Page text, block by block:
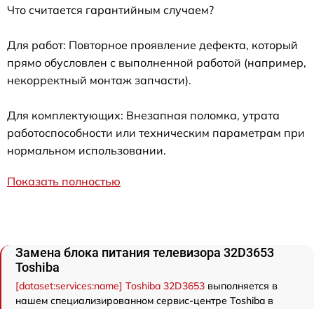
Что считается гарантийным случаем?
Для работ: Повторное проявление дефекта, который
прямо обусловлен с выполненной работой (например,
некорректный монтаж запчасти).
Для комплектующих: Внезапная поломка, утрата
работоспособности или техническим параметрам при
нормальном использовании.
Показать полностью
Замена блока питания телевизора 32D3653
Toshiba
[dataset:services:name] Toshiba 32D3653 выполняется в
нашем специализированном сервис-центре Toshiba в